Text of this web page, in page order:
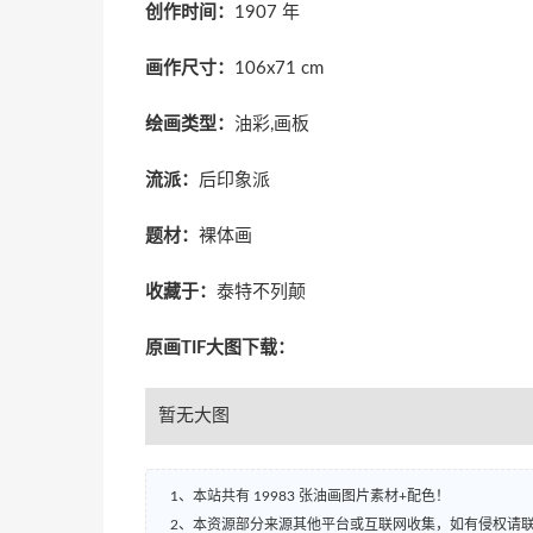
创作时间： 1907 年
画作尺寸： 106x71 cm
绘画类型： 油彩,画板
流派： 后印象派
题材： 裸体画
收藏于： 泰特不列颠
原画TIF大图下载：
暂无大图
1、本站共有 19983 张油画图片素材+配色！
2、本资源部分来源其他平台或互联网收集，如有侵权请